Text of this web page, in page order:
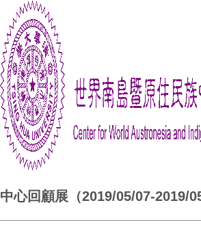
中心回顧展（2019/05/07-2019/